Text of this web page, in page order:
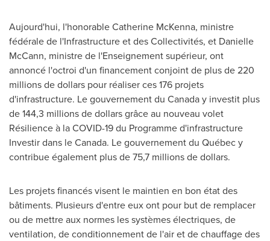
Aujourd'hui, l'honorableCatherine McKenna, ministre
fédérale de l'Infrastructure et des Collectivités, et Danielle
McCann, ministre de l'Enseignement supérieur, ont
annoncé l'octroi d'un financement conjoint de plus de 220
millions de dollars pour réaliser ces 176 projets
d'infrastructure. Le gouvernement du Canada y investit plus
de 144,3 millions de dollars grâce au nouveau volet
Résilience à la COVID-19 du Programme d'infrastructure
Investir dans le Canada. Le gouvernement du Québec y
contribue également plus de 75,7 millions de dollars.
Les projets financés visent le maintien en bon état des
bâtiments. Plusieurs d'entre eux ont pour but de remplacer
ou de mettre aux normes les systèmes électriques, de
ventilation, de conditionnement de l'air et de chauffage des